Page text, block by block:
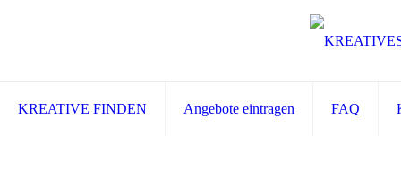
KREATIVE FINDEN Angebote eintragen FAQ